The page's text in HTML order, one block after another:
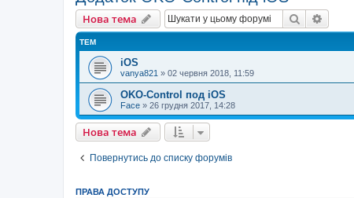
Нова тема Пошук
ТЕМ
iOS
vanya821 » 02 червня 2018, 11:59
OKO-Control под iOS
Face » 26 грудня 2017, 14:28
Нова тема
Повернутись до списку форумів
ПРАВА ДОСТУПУ